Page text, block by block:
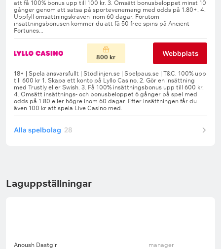
800 kr Webbplats
Alla spelbolag 28
Laguppställningar
Anoush Dastgir manager